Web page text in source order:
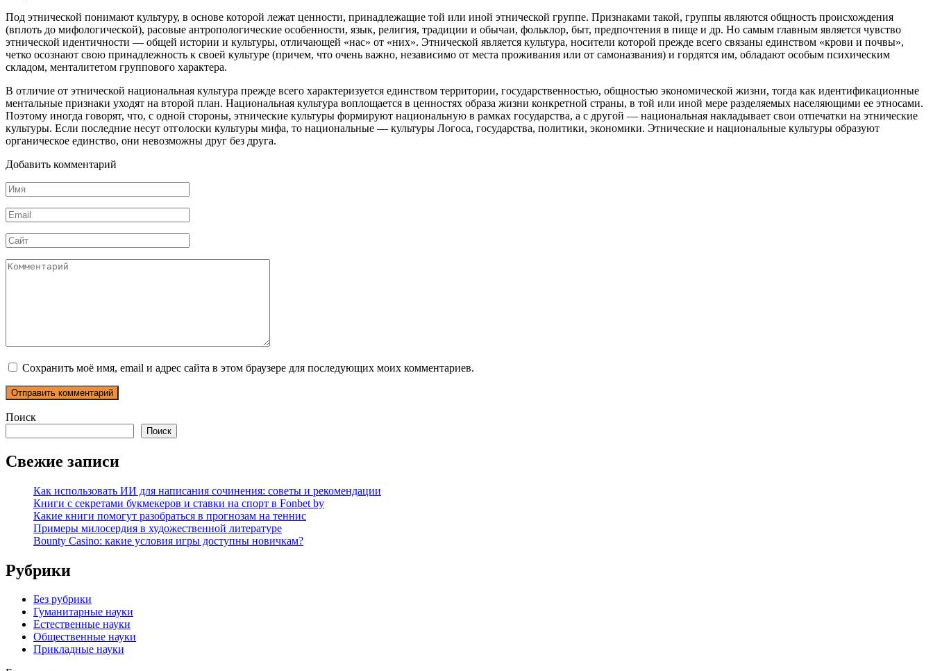
Под этнической понимают культуру, в основе которой ле­жат ценности, принадлежащие той или иной этнической груп­пе. Признаками такой, группы являются общность происхож­дения
(вплоть до мифологической), расовые антропологичес­кие особенности, язык, религия, традиции и обычаи, фольклор, быт, предпочтения в пище и др. Но самым главным является чувство
этнической идентичности — общей истории и культу­ры, отличающей «нас» от «них». Этнической является культу­ра, носители которой прежде всего связаны единством «крови и почвы»,
четко осознают свою принадлежность к своей куль­туре (причем, что очень важно, независимо от места прожива­ния или от самоназвания) и гордятся им, обладают особым пси­хическим
складом, менталитетом группового характера.
В отличие от этнической национальная культура прежде всего характеризуется единством территории, государственно­стью, общностью экономической жизни, тогда как идентифи­кационные
ментальные признаки уходят на второй план. На­циональная культура воплощается в ценностях образа жизни конкретной страны, в той или иной мере разделяемых населя­ющими ее этносами.
Поэтому иногда говорят, что, с одной сто­роны, этнические культуры формируют национальную в рам­ках государства, а с другой — национальная накладывает свои отпечатки на этнические
культуры. Если последние несут от­голоски культуры мифа, то национальные — культуры Лого­са, государства, политики, экономики. Этнические и национальные культуры образуют
органическое единство, они невозможны друг без друга.
Добавить комментарий
Имя
*
Email
*
Сайт
Комментарий
Сохранить моё имя, email и адрес сайта в этом браузере для последующих моих комментариев.
Поиск
Поиск
Свежие записи
Как использовать ИИ для написания сочинения: советы и рекомендации
Книги с секретами букмекеров и ставки на спорт в Fonbet by
Какие книги помогут разобраться в прогнозам на теннис
Примеры милосердия в художественной литературе
Bounty Casino: какие условия игры доступны новичкам?
Рубрики
Без рубрики
Гуманитарные науки
Естественные науки
Общественные науки
Прикладные науки